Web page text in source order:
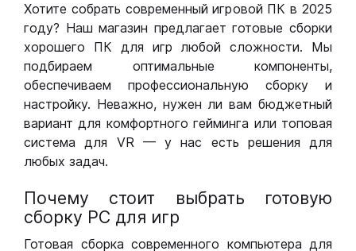
Хотите собрать современный игровой ПК в 2025
году? Наш магазин предлагает готовые сборки
хорошего ПК для игр любой сложности. Мы
подбираем оптимальные компоненты,
обеспечиваем профессиональную сборку и
настройку. Неважно, нужен ли вам бюджетный
вариант для комфортного гейминга или топовая
система для VR — у нас есть решения для
любых задач.
Почему стоит выбрать готовую
сборку РС для игр
Готовая сборка современного компьютера для